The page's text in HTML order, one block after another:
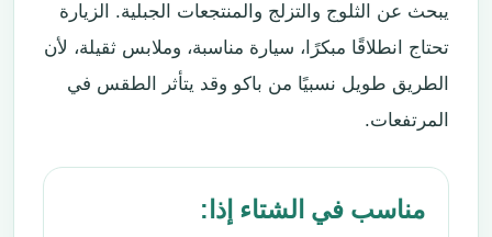
يبحث عن الثلوج والتزلج والمنتجعات الجبلية. الزيارة
تحتاج انطلاقًا مبكرًا، سيارة مناسبة، وملابس ثقيلة، لأن
الطريق طويل نسبيًا من باكو وقد يتأثر الطقس في
المرتفعات.
مناسب في الشتاء إذا: